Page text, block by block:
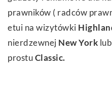
prawników ( radców
etui na wizytówki
nierdzewnej New York
prostuClassic.